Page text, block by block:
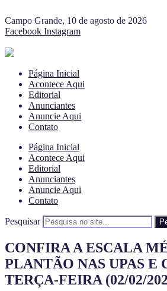
Campo Grande, 10 de agosto de 2026
Facebook Instagram
Página Inicial
Acontece Aqui
Editorial
Anunciantes
Anuncie Aqui
Contato
Página Inicial
Acontece Aqui
Editorial
Anunciantes
Anuncie Aqui
Contato
Pesquisar
CONFIRA A ESCALA
PLANTÃO NAS UPAS E
TERÇA-FEIRA (02/02/